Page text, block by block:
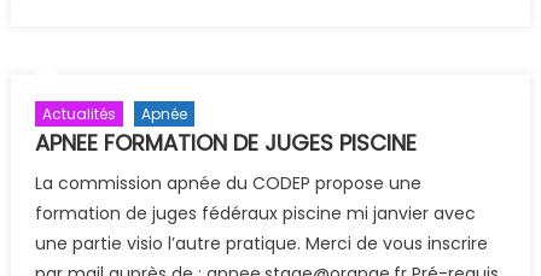
Actualités Apnée
APNEE FORMATION DE JUGES PISCINE
La commission apnée du CODEP propose une
formation de juges fédéraux piscine mi janvier avec
une partie visio l’autre pratique. Merci de vous inscrire